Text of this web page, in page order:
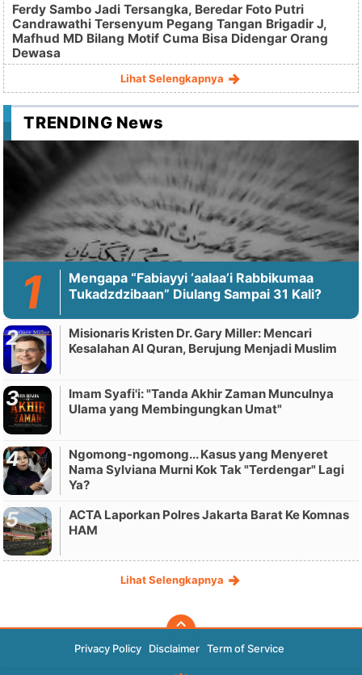
Ferdy Sambo Jadi Tersangka, Beredar Foto Putri
Candrawathi Tersenyum Pegang Tangan Brigadir J,
Mafhud MD Bilang Motif Cuma Bisa Didengar Orang
Dewasa
Lihat Selengkapnya
TRENDING News
Mengapa “Fabiayyi ‘aalaa’i Rabbikumaa
Tukadzdzibaan” Diulang Sampai 31 Kali?
Misionaris Kristen Dr. Gary Miller: Mencari
Kesalahan Al Quran, Berujung Menjadi Muslim
Imam Syafi'i: "Tanda Akhir Zaman Munculnya
Ulama yang Membingungkan Umat"
Ngomong-ngomong... Kasus yang Menyeret
Nama Sylviana Murni Kok Tak "Terdengar" Lagi
Ya?
ACTA Laporkan Polres Jakarta Barat Ke Komnas
HAM
Lihat Selengkapnya
Privacy Policy Disclaimer Term of Service